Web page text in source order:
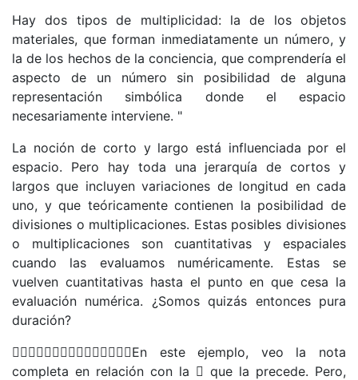
Hay dos tipos de multiplicidad: la de los objetos
materiales, que forman inmediatamente un número, y
la de los hechos de la conciencia, que comprendería el
aspecto de un número sin posibilidad de alguna
representación simbólica donde el espacio
necesariamente interviene. "
La noción de corto y largo está influenciada por el
espacio. Pero hay toda una jerarquía de cortos y
largos que incluyen variaciones de longitud en cada
uno, y que teóricamente contienen la posibilidad de
divisiones o multiplicaciones. Estas posibles divisiones
o multiplicaciones son cuantitativas y espaciales
cuando las evaluamos numéricamente. Estas se
vuelven cuantitativas hasta el punto en que cesa la
evaluación numérica. ¿Somos quizás entonces pura
duración?
En este ejemplo, veo la nota
completa en relación con la  que la precede. Pero,